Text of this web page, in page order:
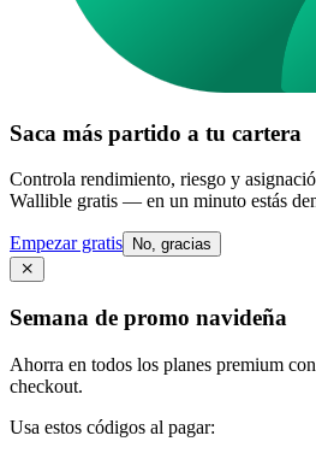
Saca más partido a tu cartera
Controla rendimiento, riesgo y
Wallible gratis — en un minuto estás
Empezar gratis No, gracias
Semana de promo navideña
Ahorra en todos los planes premium
checkout.
Usa estos códigos al pagar: